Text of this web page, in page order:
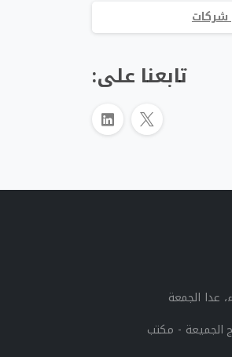
تابعنا على:
الجميعة - مكتب